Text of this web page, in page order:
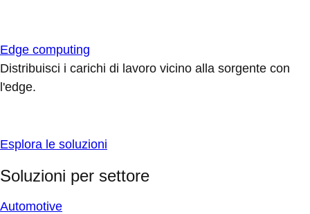
Edge computing
Distribuisci i carichi di lavoro vicino alla sorgente con
l'edge.
Esplora le soluzioni
Soluzioni per settore
Automotive